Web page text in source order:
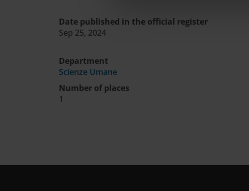
Approfondisci come
Date published in the official register
Sep 25, 2024
Department
Scienze Umane
Number of places
1